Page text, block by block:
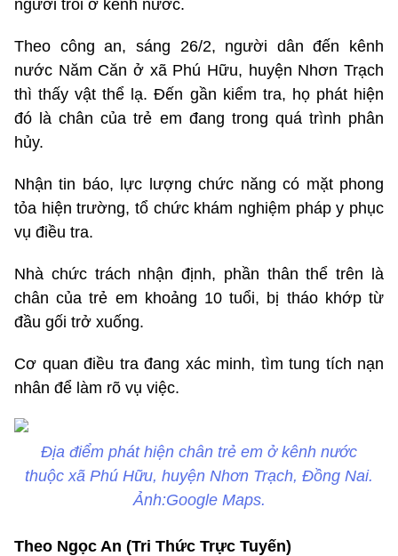
người trôi ở kênh nước.
Theo công an, sáng 26/2, người dân đến kênh
nước Năm Căn ở xã Phú Hữu, huyện Nhơn Trạch
thì thấy vật thể lạ. Đến gần kiểm tra, họ phát hiện
đó là chân của trẻ em đang trong quá trình phân
hủy.
Nhận tin báo, lực lượng chức năng có mặt phong
tỏa hiện trường, tổ chức khám nghiệm pháp y phục
vụ điều tra.
Nhà chức trách nhận định, phần thân thể trên là
chân của trẻ em khoảng 10 tuổi, bị tháo khớp từ
đầu gối trở xuống.
Cơ quan điều tra đang xác minh, tìm tung tích nạn
nhân để làm rõ vụ việc.
Địa điểm phát hiện chân trẻ em ở kênh nước
thuộc xã Phú Hữu, huyện Nhơn Trạch, Đồng Nai.
Ảnh:Google Maps.
Theo Ngọc An (Tri Thức Trực Tuyến)